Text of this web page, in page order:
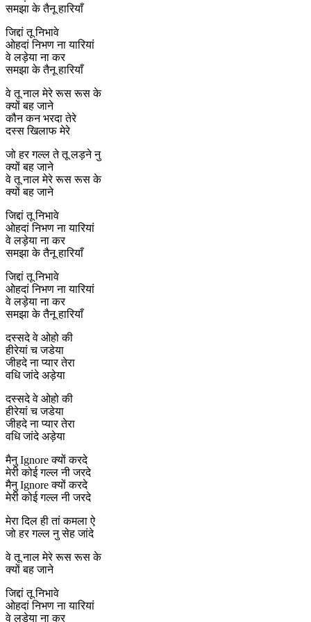
समझा के तैनू हारियाँ
जिद्दां तू निभावे
ओहदां निभण ना यारियां
वे लड़ेया ना कर
समझा के तैनू हारियाँ
वे तू नाल मेरे रूस रूस के
क्यों बह जाने
कौन कन भरदा तेरे
दस्स खिलाफ मेरे
जो हर गल्ल ते तू लड़ने नु
क्यों बह जाने
वे तू नाल मेरे रूस रूस के
क्यों बह जाने
जिद्दां तू निभावे
ओहदां निभण ना यारियां
वे लड़ेया ना कर
समझा के तैनू हारियाँ
जिद्दां तू निभावे
ओहदां निभण ना यारियां
वे लड़ेया ना कर
समझा के तैनू हारियाँ
दस्सदे वे ओहो की
हीरेयां च जडेया
जीहदे ना प्यार तेरा
वधि जांदे अड़ेया
दस्सदे वे ओहो की
हीरेयां च जडेया
जीहदे ना प्यार तेरा
वधि जांदे अड़ेया
मैनु Ignore क्यों करदे
मेरी कोई गल्ल नी जरदे
मैनु Ignore क्यों करदे
मेरी कोई गल्ल नी जरदे
मेरा दिल ही तां कमला ऐ
जो हर गल्ल नु सेह जांदे
वे तू नाल मेरे रूस रूस के
क्यों बह जाने
जिद्दां तू निभावे
ओहदां निभण ना यारियां
वे लड़ेया ना कर